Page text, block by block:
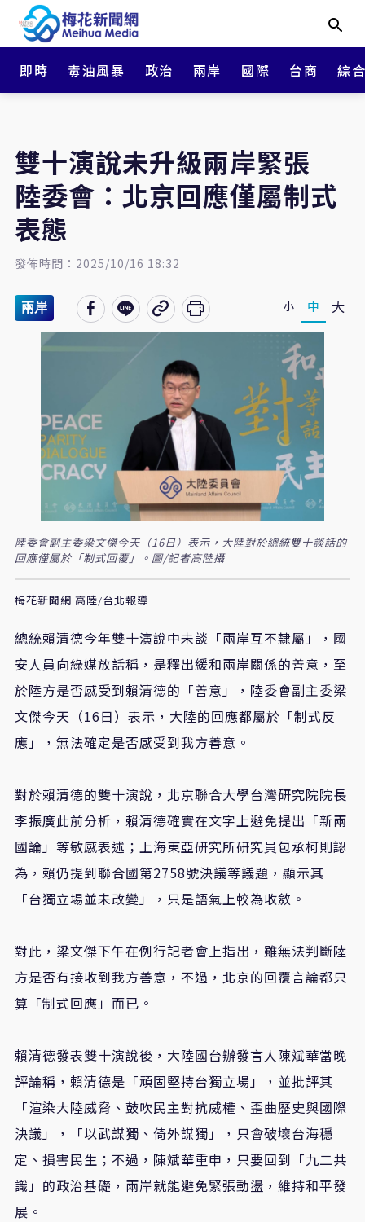
即時 毒油風暴 政治 兩岸 國際 台商 綜
雙十演說未升級兩岸緊張
陸委會：北京回應僅屬制式
表態
發佈時間：2025/10/16 18:32
兩岸 小 中 大
陸委會副主委梁文傑今天（16日）表示，大陸對於總統雙十談話的
回應僅屬於「制式回覆」。圖/記者高陸攝
梅花新聞網 高陸/台北報導
總統賴清德今年雙十演說中未談「兩岸互不隸屬」，國
安人員向綠媒放話稱，是釋出緩和兩岸關係的善意，至
於陸方是否感受到賴清德的「善意」，陸委會副主委梁
文傑今天（16日）表示，大陸的回應都屬於「制式反
應」，無法確定是否感受到我方善意。
對於賴清德的雙十演說，北京聯合大學台灣研究院院長
李振廣此前分析，賴清德確實在文字上避免提出「新兩
國論」等敏感表述；上海東亞研究所研究員包承柯則認
為，賴仍提到聯合國第2758號決議等議題，顯示其
「台獨立場並未改變」，只是語氣上較為收斂。
對此，梁文傑下午在例行記者會上指出，雖無法判斷陸
方是否有接收到我方善意，不過，北京的回覆言論都只
算「制式回應」而已。
賴清德發表雙十演說後，大陸國台辦發言人陳斌華當晚
評論稱，賴清德是「頑固堅持台獨立場」，並批評其
「渲染大陸威脅、鼓吹民主對抗威權、歪曲歷史與國際
決議」，「以武謀獨、倚外謀獨」，只會破壞台海穩
定、損害民生；不過，陳斌華重申，只要回到「九二共
識」的政治基礎，兩岸就能避免緊張動盪，維持和平發
展。